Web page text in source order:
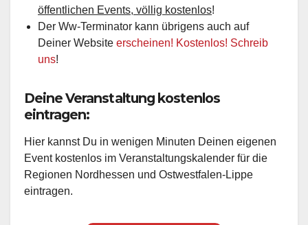
öffentlichen Events, völlig kostenlos!
Der Ww-Terminator kann übrigens auch auf
Deiner Website erscheinen! Kostenlos! Schreib
uns!
Deine Veranstaltung kostenlos
eintragen:
Hier kannst Du in wenigen Minuten Deinen eigenen
Event kostenlos im Veranstaltungskalender für die
Regionen Nordhessen und Ostwestfalen-Lippe
eintragen.